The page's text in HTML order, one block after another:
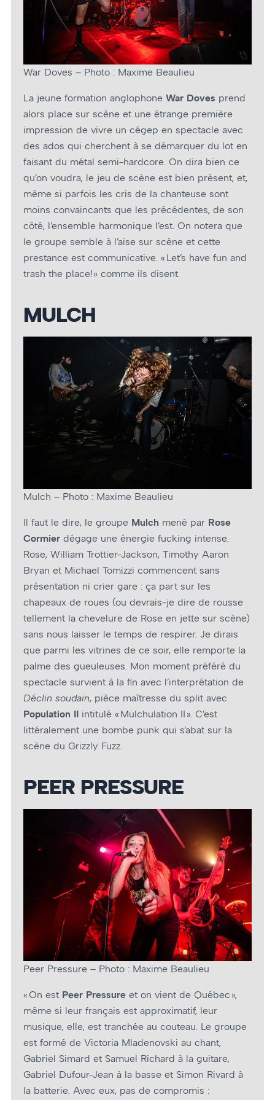
War Doves – Photo : Maxime Beaulieu
La jeune formation anglophone War Doves prend
alors place sur scène et une étrange première
impression de vivre un cégep en spectacle avec
des ados qui cherchent à se démarquer du lot en
faisant du métal semi-hardcore. On dira bien ce
qu’on voudra, le jeu de scène est bien présent, et,
même si parfois les cris de la chanteuse sont
moins convaincants que les précédentes, de son
côté, l’ensemble harmonique l’est. On notera que
le groupe semble à l’aise sur scène et cette
prestance est communicative. « Let’s have fun and
trash the place! » comme ils disent.
MULCH
Mulch – Photo : Maxime Beaulieu
Il faut le dire, le groupe Mulch mené par Rose
Cormier dégage une énergie fucking intense.
Rose, William Trottier-Jackson, Timothy Aaron
Bryan et Michael Tomizzi commencent sans
présentation ni crier gare : ça part sur les
chapeaux de roues (ou devrais-je dire de rousse
tellement la chevelure de Rose en jette sur scène)
sans nous laisser le temps de respirer. Je dirais
que parmi les vitrines de ce soir, elle remporte la
palme des gueuleuses. Mon moment préféré du
spectacle survient à la fin avec l’interprétation de
Déclin soudain, pièce maîtresse du split avec
Population II intitulé « Mulchulation II ». C’est
littéralement une bombe punk qui s’abat sur la
scène du Grizzly Fuzz.
PEER PRESSURE
Peer Pressure – Photo : Maxime Beaulieu
« On est Peer Pressure et on vient de Québec »,
même si leur français est approximatif, leur
musique, elle, est tranchée au couteau. Le groupe
est formé de Victoria Mladenovski au chant,
Gabriel Simard et Samuel Richard à la guitare,
Gabriel Dufour-Jean à la basse et Simon Rivard à
la batterie. Avec eux, pas de compromis :